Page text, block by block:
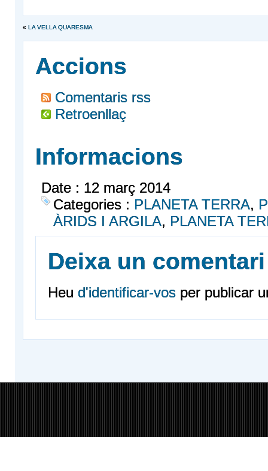
« LA VELLA QUARESMA
Accions
Comentaris rss
Retroenllaç
Informacions
Date : 12 març 2014
Categories : PLANETA TERRA,
ÀRIDS I ARGILA, PLANETA
Deixa un comentari
Heu d'identificar-vos per publicar